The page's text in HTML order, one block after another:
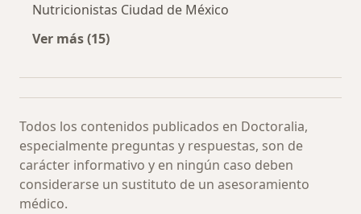
Nutricionistas Ciudad de México
Ver más (15)
Todos los contenidos publicados en Doctoralia,
especialmente preguntas y respuestas, son de
carácter informativo y en ningún caso deben
considerarse un sustituto de un asesoramiento
médico.